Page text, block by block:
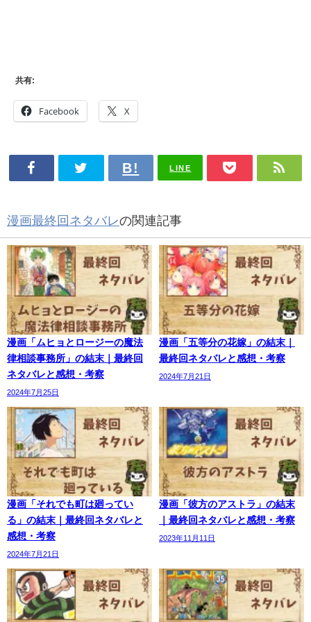
共有:
Facebook X
LINE
漫画最終回ネタバレの関連記事
漫画「ムヒョとロージーの魔法
律相談事務所」の結末｜最終回
ネタバレと感想・考察
2024年7月25日
漫画「五等分の花嫁」の結末｜
最終回ネタバレと感想・考察
2024年7月21日
漫画「それでも町は廻ってい
る」の結末｜最終回ネタバレと
感想・考察
2024年7月21日
漫画「彼方のアストラ」の結末
｜最終回ネタバレと感想・考察
2023年11月11日